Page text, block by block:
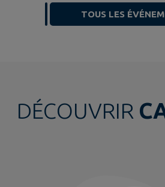
TOUS LES
DÉCOUVRIR